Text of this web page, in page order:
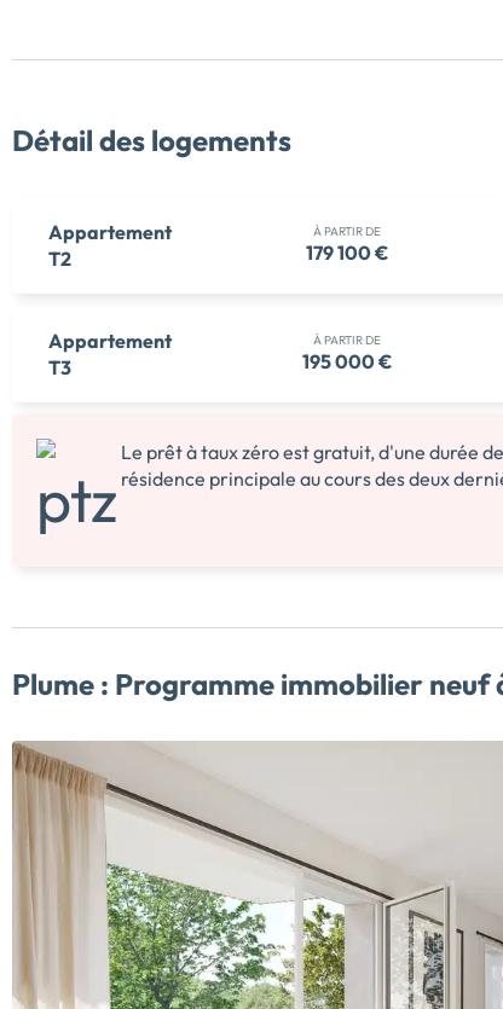
Détail des logements
Appartement
T2
À PARTIR DE
179 100 €
Appartement
T3
À PARTIR DE
195 000 €
Le prêt à taux zéro est gratuit, d'une durée
résidence principale au cours des deux
Plume : Programme immobilier neuf